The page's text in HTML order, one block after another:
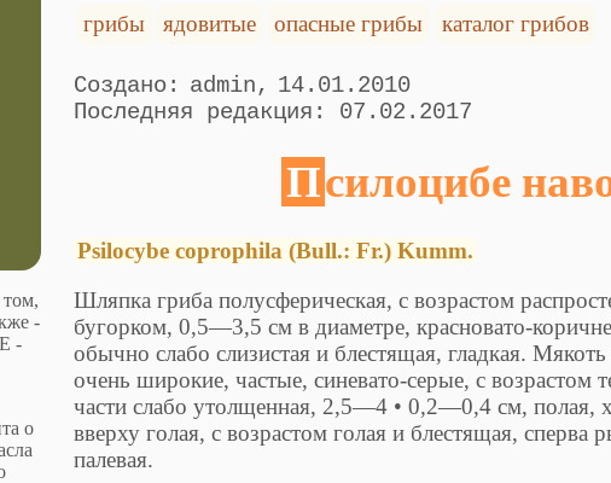
-
-
о
грибы
ядовитые опасные грибы каталог грибов
admin
14.01.2010
07.02.2017
Псилоцибе
Psilocybe coprophila (Bull.: Fr.) Kumm.
Шляпка гриба полусферическая, с возрастом
бугорком, 0,5—3,5 см в диаметре, красновато-
обычно слабо слизистая и блестящая, гладкая.
очень широкие, частые, синевато-серые, с
части слабо утолщенная, 2,5—4 • 0,2—0,4 см, полая,
вверху голая, с возрастом голая и блестящая, сперва
палевая.